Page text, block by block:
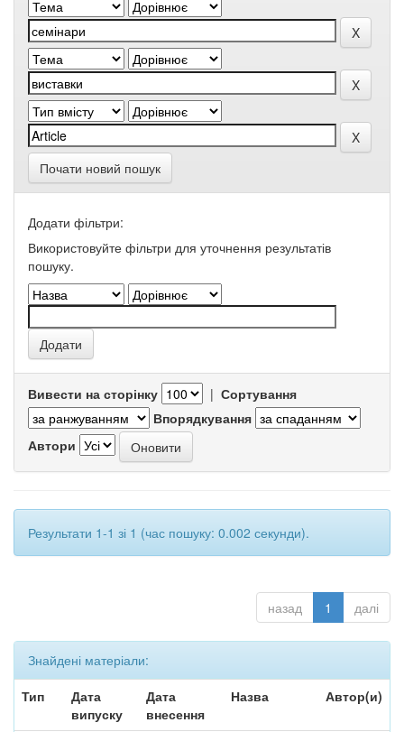
Почати новий пошук
Додати фільтри:
Використовуйте фільтри для уточнення результатів
пошуку.
Вивести на сторінку | Сортування
Впорядкування
Автори
Результати 1-1 зі 1 (час пошуку: 0.002 секунди).
назад 1 далі
Знайдені матеріали:
Тип
Дата
випуску
Дата
внесення
Назва Автор(и)